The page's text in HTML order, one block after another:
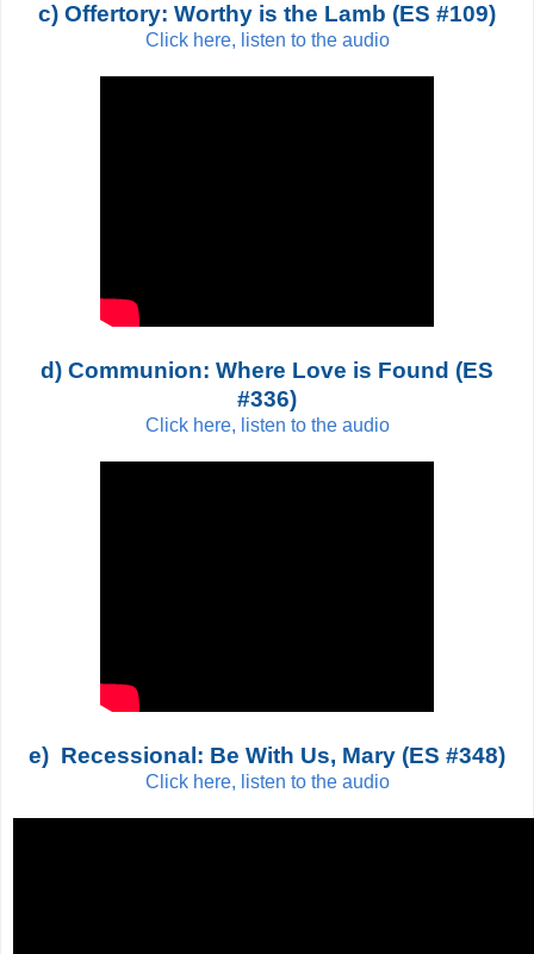
c) Offertory: Worthy is the Lamb (ES #109)
Click here, listen to the audio
d) Communion: Where Love is Found (ES
#336)
Click here, listen to the audio
e) Recessional: Be With Us, Mary (ES #348)
Click here, listen to the audio